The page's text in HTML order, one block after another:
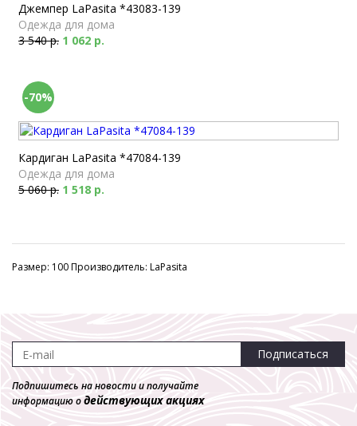
Джемпер LaPasita *43083-139
Одежда для дома
3 540 р. 1 062 р.
-70%
Кардиган LaPasita *47084-139
Одежда для дома
5 060 р. 1 518 р.
Размер: 100 Производитель: LaPasita
Подписаться
Подпишитесь на новости и получайте
информацию одействующих акциях